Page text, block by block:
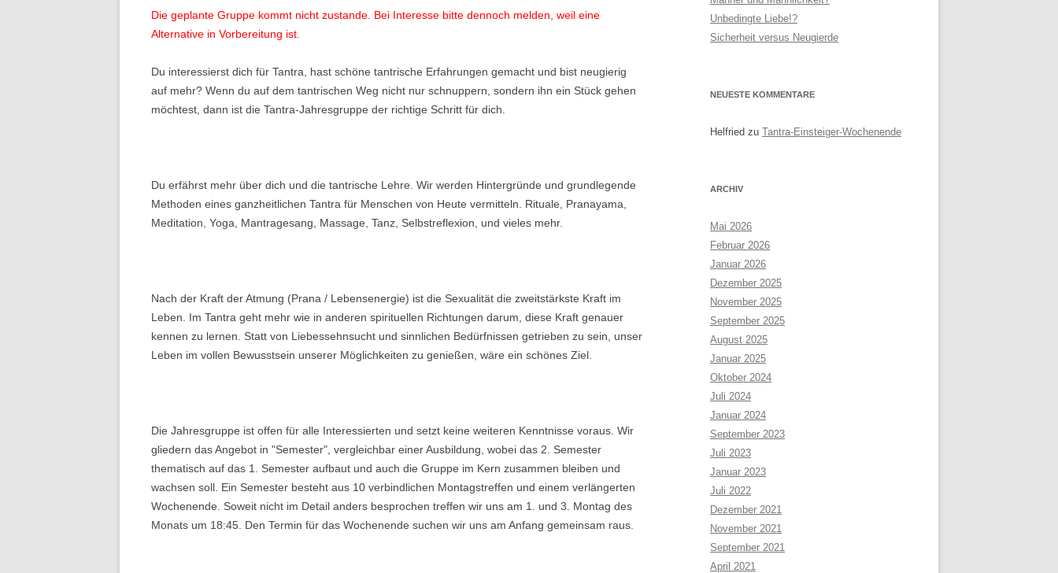
LITERATUR
TANTRAMASSAGE LERNEN SITEMAP
Die geplante Gruppe kommt nicht zustande. Bei Interesse bitte dennoch melden, weil eine
Alternative in Vorbereitung ist.
Du interessierst dich für Tantra, hast schöne tantrische Erfahrungen gemacht und bist neugierig
auf mehr? Wenn du auf dem tantrischen Weg nicht nur schnuppern, sondern ihn ein Stück gehen
möchtest, dann ist die Tantra-Jahresgruppe der richtige Schritt für dich.
Du erfährst mehr über dich und die tantrische Lehre. Wir werden Hintergründe und grundlegende
Methoden eines ganzheitlichen Tantra für Menschen von Heute vermitteln. Rituale, Pranayama,
Meditation, Yoga, Mantragesang, Massage, Tanz, Selbstreflexion, und vieles mehr.
Nach der Kraft der Atmung (Prana / Lebensenergie) ist die Sexualität die zweitstärkste Kraft im
Leben. Im Tantra geht mehr wie in anderen spirituellen Richtungen darum, diese Kraft genauer
kennen zu lernen. Statt von Liebessehnsucht und sinnlichen Bedürfnissen getrieben zu sein, unser
Leben im vollen Bewusstsein unserer Möglichkeiten zu genießen, wäre ein schönes Ziel.
Die Jahresgruppe ist offen für alle Interessierten und setzt keine weiteren Kenntnisse voraus. Wir
gliedern das Angebot in "Semester", vergleichbar einer Ausbildung, wobei das 2. Semester
thematisch auf das 1. Semester aufbaut und auch die Gruppe im Kern zusammen bleiben und
wachsen soll. Ein Semester besteht aus 10 verbindlichen Montagstreffen und einem verlängerten
Wochenende. Soweit nicht im Detail anders besprochen treffen wir uns am 1. und 3. Montag des
Monats um 18:45. Den Termin für das Wochenende suchen wir uns am Anfang gemeinsam raus.
Unbedingte Liebe!?
Sicherheit versus Neugierde
NEUESTE KOMMENTARE
Helfried zu Tantra-Einsteiger-Wochenende
ARCHIV
Mai 2026
Februar 2026
Januar 2026
Dezember 2025
November 2025
September 2025
August 2025
Januar 2025
Oktober 2024
Juli 2024
Januar 2024
September 2023
Juli 2023
Januar 2023
Juli 2022
Dezember 2021
November 2021
September 2021
April 2021